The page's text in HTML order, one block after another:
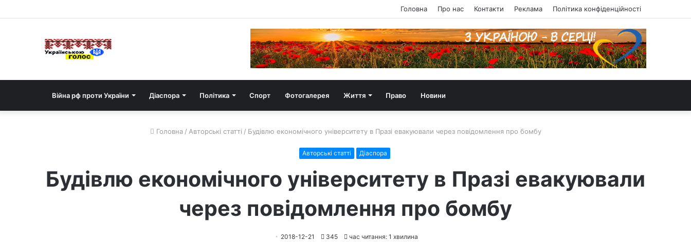
Головна Про нас Контакти Реклама Політика конфіденційності
Війна рф проти України Діаспора Політика Спорт Фотогалерея Життя Право Новини
Головна / Авторські статті / Будівлю економічного університету в Празі евакуювали через повідомлення про бомбу
Авторські статті Діаспора
Будівлю економічного університету в Празі евакуювали
через повідомлення про бомбу
2018-12-21 345 час читання: 1 хвилина